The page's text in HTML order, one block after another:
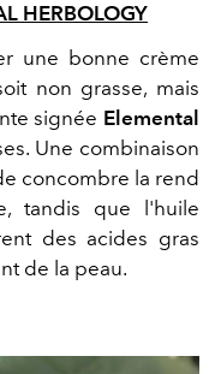
HERBOLOGY
une bonne crème
non grasse, mais
signée Elemental
Une combinaison
concombre la rend
tandis que l'huile
des acides gras
de la peau.